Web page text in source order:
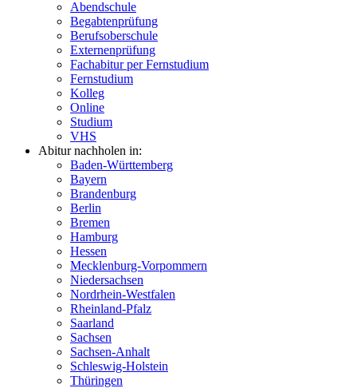
Abendschule
Begabtenprüfung
Berufsoberschule
Externenprüfung
Fachabitur per Fernstudium
Fernstudium
Kolleg
Online
Studium
VHS
Abitur nachholen in:
Baden-Württemberg
Bayern
Brandenburg
Berlin
Bremen
Hamburg
Hessen
Mecklenburg-Vorpommern
Niedersachsen
Nordrhein-Westfalen
Rheinland-Pfalz
Saarland
Sachsen
Sachsen-Anhalt
Schleswig-Holstein
Thüringen